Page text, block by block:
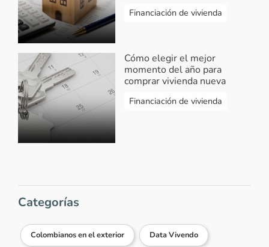
Financiación de vivienda
Cómo elegir el mejor
momento del año para
comprar vivienda nueva
Financiación de vivienda
Categorías
Colombianos en el exterior Data Vivendo